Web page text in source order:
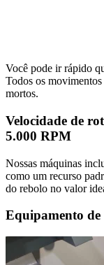
Você pode ir rápido
Todos os
mortos.
Velocidade de
5.000 RPM
Nossas máquinas
como um recurso
do rebolo no valor
Equipamento